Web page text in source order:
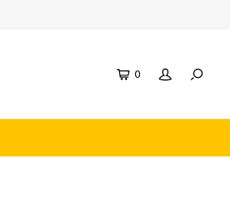
0